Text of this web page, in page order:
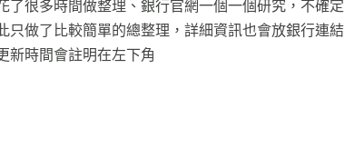
很多時間做整理、銀行官網一個一個研究，不確定
做了比較簡單的總整理，詳細資訊也會放銀行連結
新時間會註明在左下角